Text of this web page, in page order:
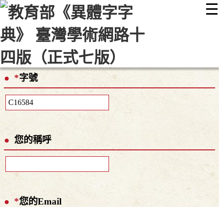
☰
::: 最新消息 常見問題 編輯說明
顯示模式
網站導覽
*字號
您的稱呼
*您的Email